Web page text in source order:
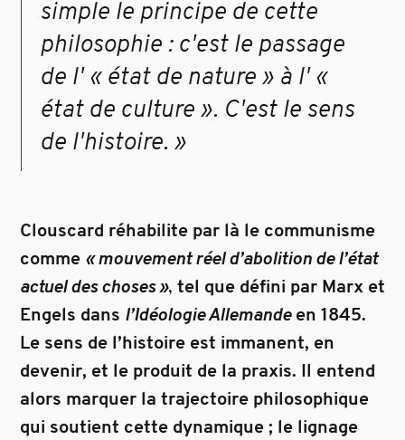
simple le principe de cette
philosophie : c'est le passage
de l' « état de nature » à l' «
état de culture ». C'est le sens
de l'histoire. »
Clouscard réhabilite par là le communisme
comme « mouvement réel d’abolition de l’état
actuel des choses », tel que défini par Marx et
Engels dans l’Idéologie Allemande en 1845.
Le sens de l’histoire est immanent, en
devenir, et le produit de la praxis. Il entend
alors marquer la trajectoire philosophique
qui soutient cette dynamique ; le lignage